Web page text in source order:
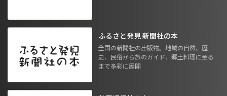
ふるさと発見 新聞社の本
全国の新聞社の出版物。地域の自然、歴
史、民俗から旅のガイド、郷土料理に至る
まで多彩に展開